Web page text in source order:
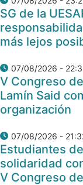
SG de la
más lejos
07/08/2026 -
V Congreso
Lamín Said
organización
07/08/2026 -
Estudiantes
solidaridad
V Congreso